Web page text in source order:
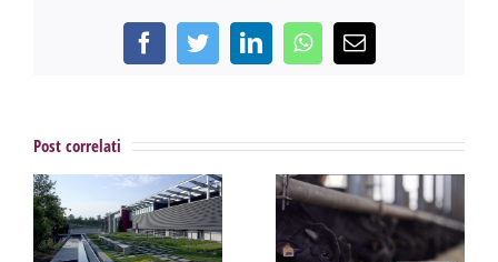
FacebookTwitterLinkedInWhatsApp
Email
Post correlati